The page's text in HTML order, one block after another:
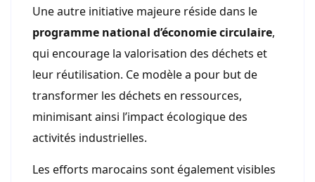
Une autre initiative majeure réside dans le
programme national d’économie circulaire,
qui encourage la valorisation des déchets et
leur réutilisation. Ce modèle a pour but de
transformer les déchets en ressources,
minimisant ainsi l’impact écologique des
activités industrielles.
Les efforts marocains sont également visibles